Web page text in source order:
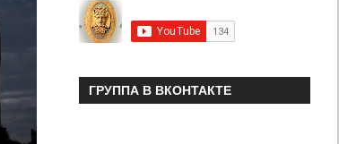
ГРУППА В ВКОНТАКТЕ